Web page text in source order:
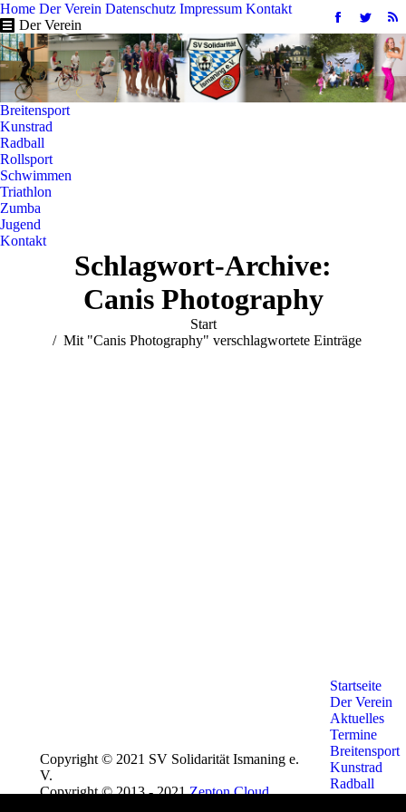
Home Der Verein Datenschutz Impressum Kontakt
Der Verein
Facebook
page
opens
in
new
Twitter
page
opens
in
new
in
Breitensport
Kunstrad
Radball
Rollsport
Schwimmen
Triathlon
Zumba
Jugend
Kontakt
Schlagwort-Archive:
Canis Photography
Start
Mit "Canis Photography" verschlagwortete Einträge
Copyright © 2021 SV Solidarität Ismaning e.
V.
Copyright © 2013 - 2021Zepton Cloud.
Startseite
Der Verein
Aktuelles
Termine
Breitensport
Kunstrad
Radball